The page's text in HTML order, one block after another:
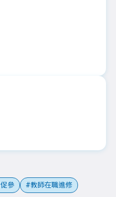
促參
教師在職進修